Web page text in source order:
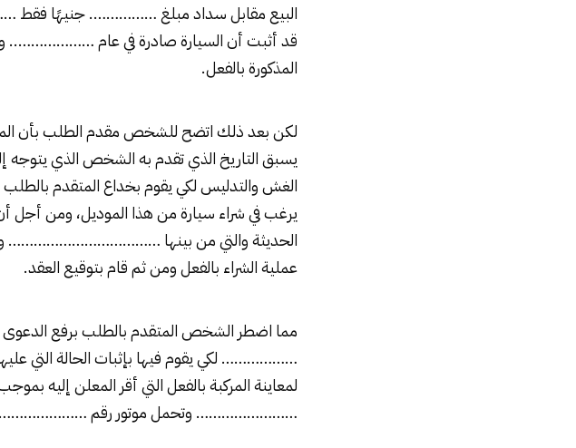
البيع مقابل سداد مبلغ ……………. جنيهًا
قد أثبت أن السيارة صادرة في عام ………………..
المذكورة بالفعل.
لكن بعد ذلك اتضح للشخص مقدم الطلب بأن
يسبق التاريخ الذي تقدم به الشخص الذي يتوجه
الغش والتدليس لكي يقوم بخداع المتقدم بالطلب
يرغب في شراء سيارة من هذا الموديل، ومن أجل
الحديثة والتي من بينها ………………………………
عملية الشراء بالفعل ومن ثم قام بتوقيع العقد.
مما اضطر الشخص المتقدم بالطلب برفع
……………… لكي يقوم فيها بإثبات الحالة التي
لمعاينة المركبة بالفعل التي أقر المعلن إليه
…………………… وتحمل موتور رقم